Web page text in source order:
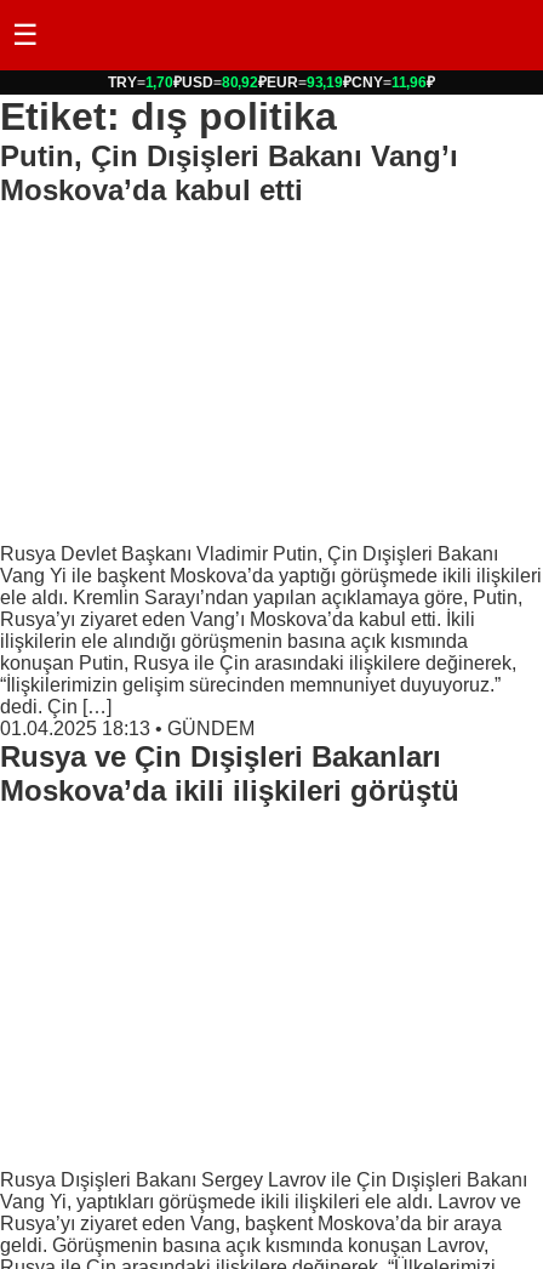
☰
TRY=1,70₽USD=80,92₽EUR=93,19₽CNY=11,96₽
Etiket: dış politika
Putin, Çin Dışişleri Bakanı Vang’ı
Moskova’da kabul etti
Rusya Devlet Başkanı Vladimir Putin, Çin Dışişleri Bakanı
Vang Yi ile başkent Moskova’da yaptığı görüşmede ikili ilişkileri
ele aldı. Kremlin Sarayı’ndan yapılan açıklamaya göre, Putin,
Rusya’yı ziyaret eden Vang’ı Moskova’da kabul etti. İkili
ilişkilerin ele alındığı görüşmenin basına açık kısmında
konuşan Putin, Rusya ile Çin arasındaki ilişkilere değinerek,
“İlişkilerimizin gelişim sürecinden memnuniyet duyuyoruz.”
dedi. Çin […]
01.04.2025 18:13 • GÜNDEM
Rusya ve Çin Dışişleri Bakanları
Moskova’da ikili ilişkileri görüştü
Rusya Dışişleri Bakanı Sergey Lavrov ile Çin Dışişleri Bakanı
Vang Yi, yaptıkları görüşmede ikili ilişkileri ele aldı. Lavrov ve
Rusya’yı ziyaret eden Vang, başkent Moskova’da bir araya
geldi. Görüşmenin basına açık kısmında konuşan Lavrov,